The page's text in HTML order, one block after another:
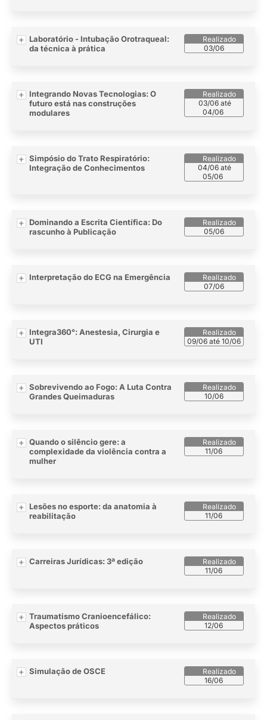
Laboratório - Intubação Orotraqueal:
da técnica à prática
03/06
Integrando Novas Tecnologias: O
futuro está nas construções
modulares
03/06 até
04/06
Simpósio do Trato Respiratório:
Integração de Conhecimentos
04/06 até
05/06
Dominando a Escrita Científica: Do
rascunho à Publicação
05/06
Interpretação do ECG na Emergência
07/06
Integra360°: Anestesia, Cirurgia e
UTI
09/06 até 10/06
Sobrevivendo ao Fogo: A Luta Contra
Grandes Queimaduras
10/06
Quando o silêncio gere: a
complexidade da violência contra a
mulher
11/06
Lesões no esporte: da anatomia à
reabilitação
11/06
Carreiras Jurídicas: 3ª edição
11/06
Traumatismo Cranioencefálico:
Aspectos práticos
12/06
Simulação de OSCE
16/06